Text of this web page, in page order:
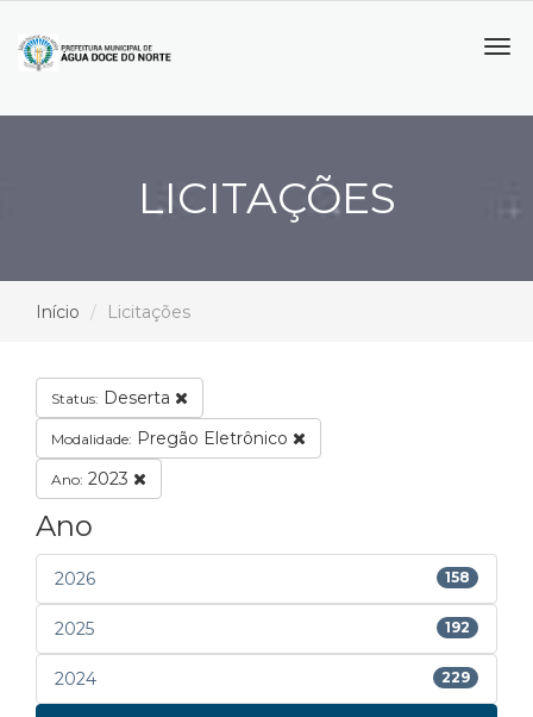
LICITAÇÕES
Início Licitações
Status: Deserta
Modalidade: Pregão Eletrônico
Ano: 2023
Ano
2026 158
2025 192
2024 229